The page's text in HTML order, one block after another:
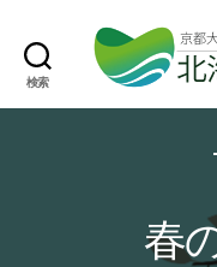
検索
春